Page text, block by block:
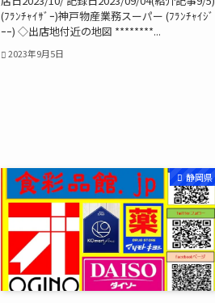
(ﾌﾗﾝﾁｬｲｻﾞｰ)神戸物産業務スーパー (ﾌﾗﾝﾁｬｲｼﾞ
ｰｰ) ◇出店地付近の地図 ********...
2023年9月5日
静岡県